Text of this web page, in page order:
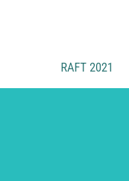
RAFT 2021